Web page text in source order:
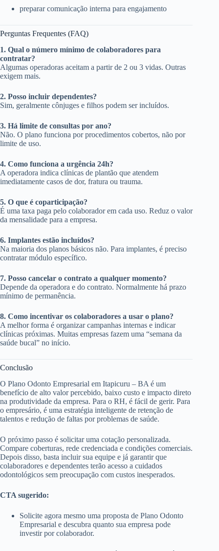
preparar comunicação interna para engajamento
Perguntas Frequentes (FAQ)
1. Qual o número mínimo de colaboradores para
contratar?
Algumas operadoras aceitam a partir de 2 ou 3 vidas. Outras
exigem mais.
2. Posso incluir dependentes?
Sim, geralmente cônjuges e filhos podem ser incluídos.
3. Há limite de consultas por ano?
Não. O plano funciona por procedimentos cobertos, não por
limite de uso.
4. Como funciona a urgência 24h?
A operadora indica clínicas de plantão que atendem
imediatamente casos de dor, fratura ou trauma.
5. O que é coparticipação?
É uma taxa paga pelo colaborador em cada uso. Reduz o valor
da mensalidade para a empresa.
6. Implantes estão incluídos?
Na maioria dos planos básicos não. Para implantes, é preciso
contratar módulo específico.
7. Posso cancelar o contrato a qualquer momento?
Depende da operadora e do contrato. Normalmente há prazo
mínimo de permanência.
8. Como incentivar os colaboradores a usar o plano?
A melhor forma é organizar campanhas internas e indicar
clínicas próximas. Muitas empresas fazem uma “semana da
saúde bucal” no início.
Conclusão
O Plano Odonto Empresarial em Itapicuru – BA é um
benefício de alto valor percebido, baixo custo e impacto direto
na produtividade da empresa. Para o RH, é fácil de gerir. Para
o empresário, é uma estratégia inteligente de retenção de
talentos e redução de faltas por problemas de saúde.
O próximo passo é solicitar uma cotação personalizada.
Compare coberturas, rede credenciada e condições comerciais.
Depois disso, basta incluir sua equipe e já garantir que
colaboradores e dependentes terão acesso a cuidados
odontológicos sem preocupação com custos inesperados.
CTA sugerido:
Solicite agora mesmo uma proposta de Plano Odonto
Empresarial e descubra quanto sua empresa pode
investir por colaborador.